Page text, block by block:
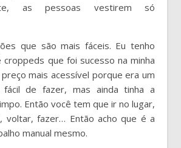
as pessoas vestirem só
que são mais fáceis. Eu tenho
croppeds que foi sucesso na minha
mais acessível porque era um
fácil de fazer, mas ainda tinha a
Então você tem que ir no lugar,
voltar, fazer… Então acho que é a
manual mesmo.